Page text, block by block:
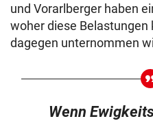
und Vorarlberger haben
woher diese
dagegen unternommen
Wenn